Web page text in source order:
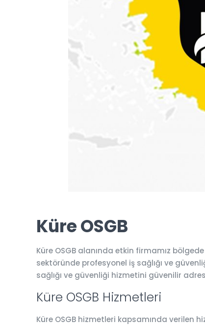
Küre OSGB
Küre OSGB alanında etkin firmamız
sektöründe profesyonel iş sağlığı ve
sağlığı ve güvenliği hizmetini güvenilir
Küre OSGB Hizmetleri
Küre OSGB hizmetleri kapsamında verilen